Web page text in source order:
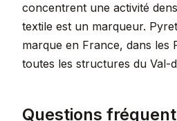
concentrent une activité
textile est un marqueur.
marque en France, dans les
toutes les structures du Val-
Questions